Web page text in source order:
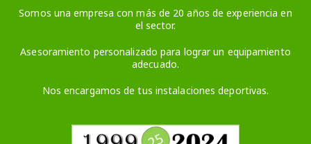
Somos una empresa con más de 20 años de experiencia en
el sector.
Asesoramiento personalizado para lograr un equipamiento
adecuado.
Nos encargamos de tus instalaciones deportivas.